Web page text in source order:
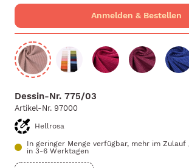
Dessin-Nr. 775/03
Artikel-Nr. 97000
Hellrosa
In geringer Menge verfügbar, mehr im Zulauf
in 3-6 Werktagen